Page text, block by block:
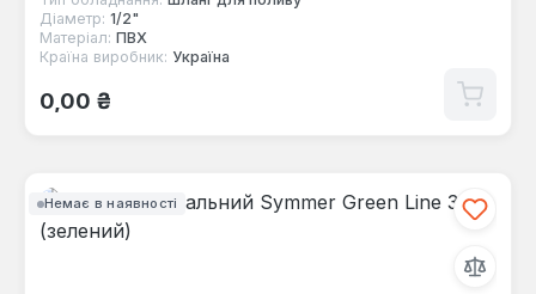
Діаметр: 1/2"
Матеріал: ПВХ
Країна виробник: Україна
Звичайна ціна:
0,00 ₴
Немає в наявності